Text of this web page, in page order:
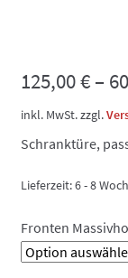
125,00€–
inkl. MwSt.zzgl.
Schranktüre,
Lieferzeit:6 - 8
Fronten